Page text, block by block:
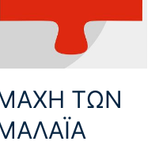
ΜΑΧΗ ΤΩΝ